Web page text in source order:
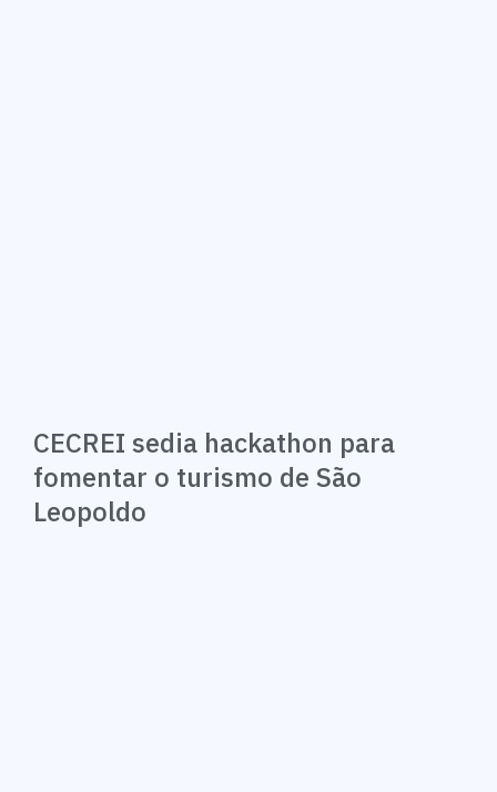
CECREI sedia hackathon para
fomentar o turismo de São
Leopoldo